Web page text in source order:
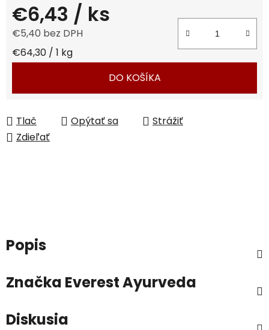
€6,43 / ks
€5,40 bez DPH
Jednotková cena:
€64,30 / 1 kg
DO KOŠÍKA
Tlač Opýtať sa
Strážiť
Zdieľať
Popis
Značka Everest Ayurveda
Diskusia